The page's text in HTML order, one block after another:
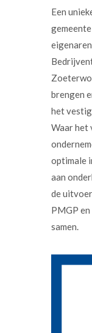
Een
brengen
het
Waar het
optimale
aan
de
PMGP
samen.